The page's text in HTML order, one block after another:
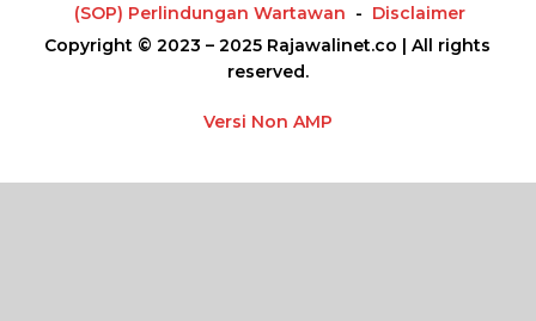
(SOP) Perlindungan Wartawan
Disclaimer
Copyright © 2023 – 2025 Rajawalinet.co | All rights
reserved.
Versi Non AMP